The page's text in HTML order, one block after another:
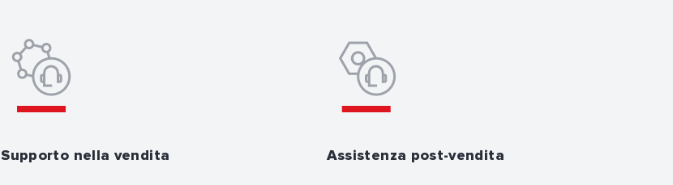
Supporto nella vendita Assistenza post-vendita